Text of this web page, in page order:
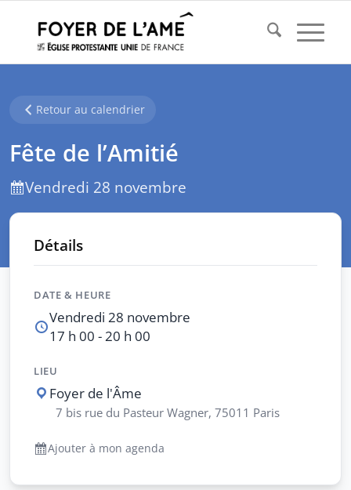
Retour au calendrier
Fête de l’Amitié
Vendredi 28 novembre
Détails
DATE & HEURE
Vendredi 28 novembre
17 h 00 - 20 h 00
LIEU
Foyer de l'Âme
7 bis rue du Pasteur Wagner, 75011 Paris
Ajouter à mon agenda